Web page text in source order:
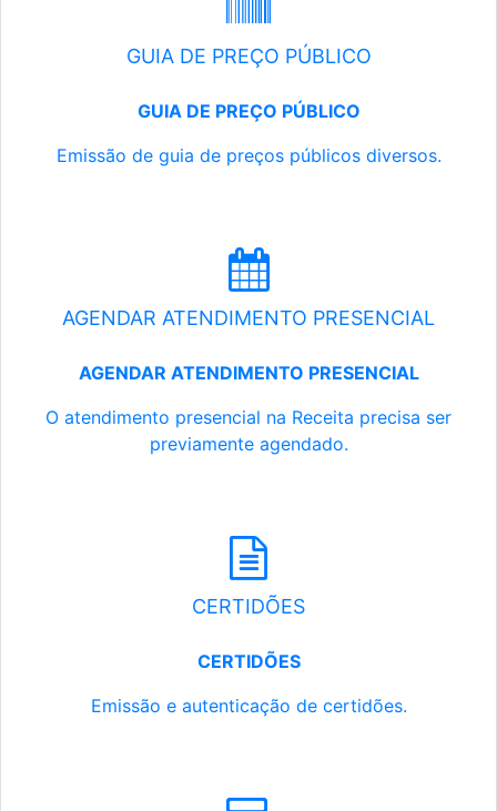
GUIA DE PREÇO PÚBLICO
GUIA DE PREÇO PÚBLICO
Emissão de guia de preços públicos diversos.
AGENDAR ATENDIMENTO PRESENCIAL
AGENDAR ATENDIMENTO PRESENCIAL
O atendimento presencial na Receita precisa ser
previamente agendado.
CERTIDÕES
CERTIDÕES
Emissão e autenticação de certidões.